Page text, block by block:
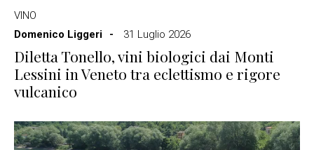
VINO
Domenico Liggeri
31 Luglio 2026
Diletta Tonello, vini biologici dai Monti
Lessini in Veneto tra eclettismo e rigore
vulcanico